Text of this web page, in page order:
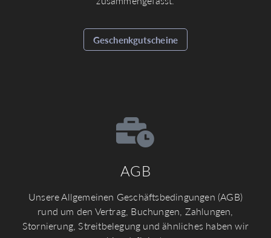
Geschenkgutscheine
AGB
Unsere Allgemeinen Geschäftsbedingungen (AGB)
rund um den Vertrag, Buchungen, Zahlungen,
Stornierung, Streitbelegung und ähnliches haben wir